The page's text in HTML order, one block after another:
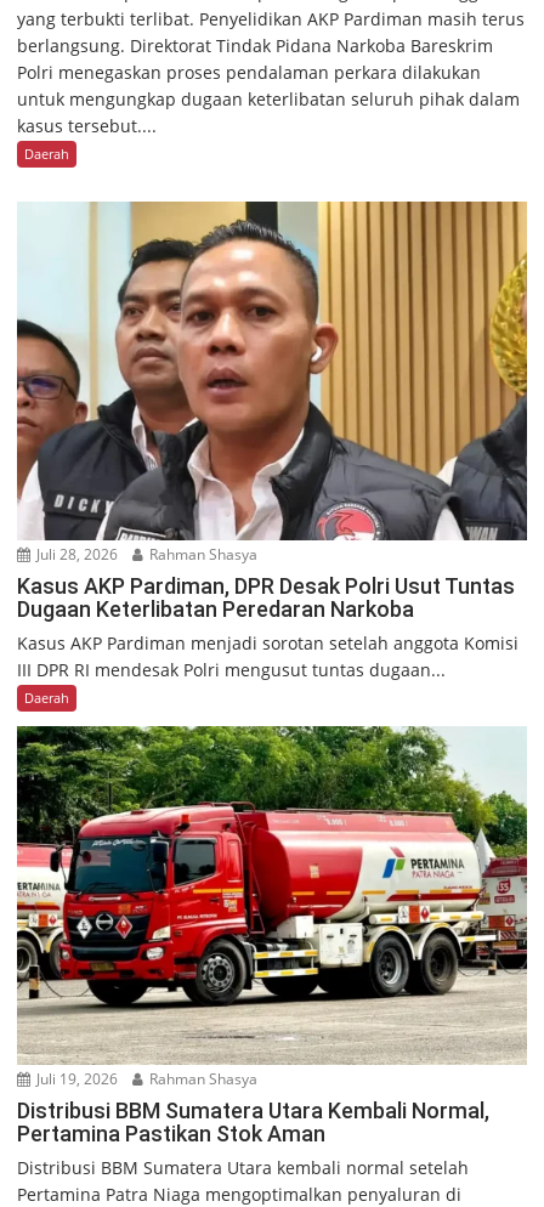
yang terbukti terlibat. Penyelidikan AKP Pardiman masih terus
berlangsung. Direktorat Tindak Pidana Narkoba Bareskrim
Polri menegaskan proses pendalaman perkara dilakukan
untuk mengungkap dugaan keterlibatan seluruh pihak dalam
kasus tersebut....
Daerah
Juli 28, 2026 Rahman Shasya
Kasus AKP Pardiman, DPR Desak Polri Usut Tuntas
Dugaan Keterlibatan Peredaran Narkoba
Kasus AKP Pardiman menjadi sorotan setelah anggota Komisi
III DPR RI mendesak Polri mengusut tuntas dugaan...
Daerah
Juli 19, 2026 Rahman Shasya
Distribusi BBM Sumatera Utara Kembali Normal,
Pertamina Pastikan Stok Aman
Distribusi BBM Sumatera Utara kembali normal setelah
Pertamina Patra Niaga mengoptimalkan penyaluran di